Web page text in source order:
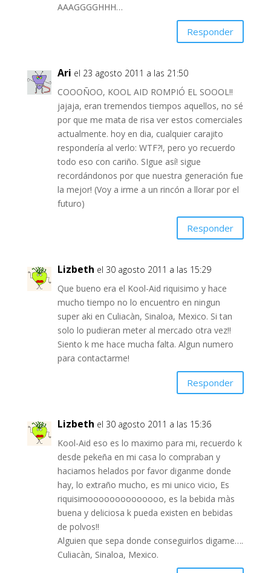
AAAGGGGHHH…
Responder
Ari el 23 agosto 2011 a las 21:50
COOOÑOO, KOOL AID ROMPIÓ EL SOOOL!!
jajaja, eran tremendos tiempos aquellos, no sé
por que me mata de risa ver estos comerciales
actualmente. hoy en dia, cualquier carajito
respondería al verlo: WTF?!, pero yo recuerdo
todo eso con cariño. SIgue así! sigue
recordándonos por que nuestra generación fue
la mejor! (Voy a irme a un rincón a llorar por el
futuro)
Responder
Lizbeth el 30 agosto 2011 a las 15:29
Que bueno era el Kool-Aid riquisimo y hace
mucho tiempo no lo encuentro en ningun
super aki en Culiacàn, Sinaloa, Mexico. Si tan
solo lo pudieran meter al mercado otra vez!!
Siento k me hace mucha falta. Algun numero
para contactarme!
Responder
Lizbeth el 30 agosto 2011 a las 15:36
Kool-Aid eso es lo maximo para mi, recuerdo k
desde pekeña en mi casa lo compraban y
haciamos helados por favor diganme donde
hay, lo extraño mucho, es mi unico vicio, Es
riquisimoooooooooooooo, es la bebida màs
buena y deliciosa k pueda existen en bebidas
de polvos!!
Alguien que sepa donde conseguirlos digame….
Culiacàn, Sinaloa, Mexico.